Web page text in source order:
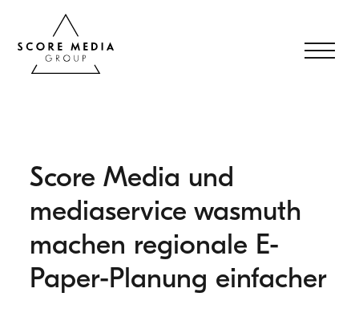
Score Media und
mediaservice wasmuth
machen regionale E-
Paper-Planung einfacher